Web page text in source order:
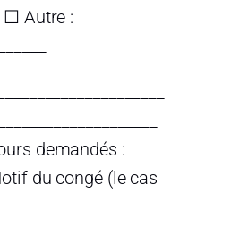
☐ Autre :
demandés :
du congé (le cas